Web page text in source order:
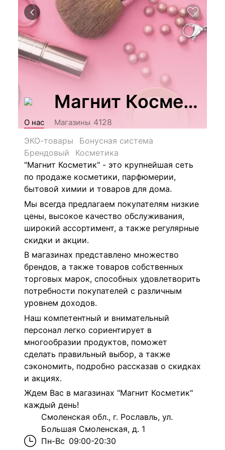
Магнит Косметик
О нас Магазины 4128
ЭКО-товары
Бонусная система
Брендовый
Косметика
"Магнит Косметик" - это крупнейшая сеть
по продаже косметики, парфюмерии,
бытовой химии и товаров для дома.
Мы всегда предлагаем покупателям низкие
цены, высокое качество обслуживания,
широкий ассортимент, а также регулярные
скидки и акции.
В магазинах представлено множество
брендов, а также товаров собственных
торговых марок, способных удовлетворить
потребности покупателей с различным
уровнем доходов.
Наш компетентный и внимательный
персонал легко сориентирует в
многообразии продуктов, поможет
сделать правильный выбор, а также
сэкономить, подробно рассказав о скидках
и акциях.
Ждем Вас в магазинах "Магнит Косметик"
каждый день!
Смоленская обл., г. Рославль, ул.
Большая Смоленская, д. 1
Пн-Вс 09:00-20:30